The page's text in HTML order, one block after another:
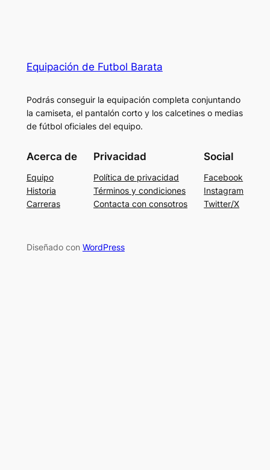
Equipación de Futbol Barata
Podrás conseguir la equipación completa conjuntando
la camiseta, el pantalón corto y los calcetines o medias
de fútbol oficiales del equipo.
Acerca de
Equipo
Historia
Carreras
Privacidad
Política de privacidad
Términos y condiciones
Contacta con consotros
Social
Facebook
Instagram
Twitter/X
Diseñado con WordPress